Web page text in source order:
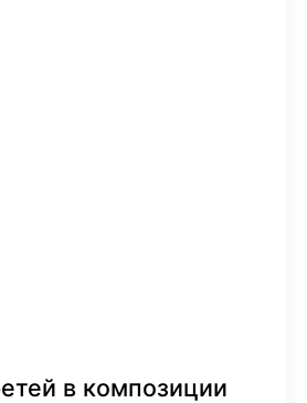
в композиции